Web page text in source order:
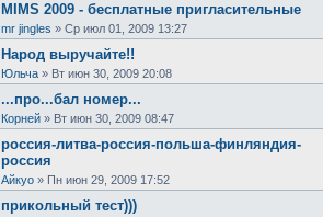
MIMS 2009 - бесплатные пригласительные
mr jingles » Ср июл 01, 2009 13:27
Народ выручайте!!
Юльча » Вт июн 30, 2009 20:08
...про...бал номер...
Корней » Вт июн 30, 2009 08:47
россия-литва-россия-польша-финляндия-
россия
Айкуо » Пн июн 29, 2009 17:52
прикольный тест)))